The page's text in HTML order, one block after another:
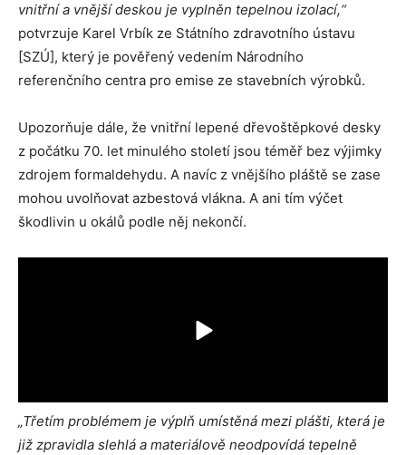
vnitřní a vnější deskou je vyplněn tepelnou izolací,“
potvrzuje Karel Vrbík ze Státního zdravotního ústavu
[SZÚ], který je pověřený vedením Národního
referenčního centra pro emise ze stavebních výrobků.
Upozorňuje dále, že vnitřní lepené dřevoštěpkové desky
z počátku 70. let minulého století jsou téměř bez výjimky
zdrojem formaldehydu. A navíc z vnějšího pláště se zase
mohou uvolňovat azbestová vlákna. A ani tím výčet
škodlivin u okálů podle něj nekončí.
„Třetím problémem je výplň umístěná mezi plášti, která je
již zpravidla slehlá a materiálově neodpovídá tepelně